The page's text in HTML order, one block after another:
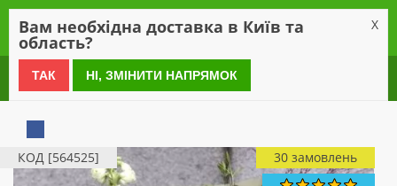
0 800 21 54 55
КОД [564525] 30 замовлень
Вам необхідна доставка в Київ та
область?
X
ТАК НІ, ЗМІНИТИ НАПРЯМОК